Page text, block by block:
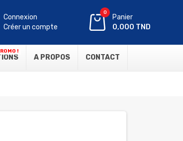
Connexion
Créer un compte
0
Panier
0,000 TND
!
A PROPOS CONTACT